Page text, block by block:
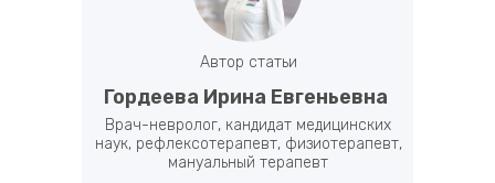
Врач-невролог, кандидат медицинских
наук, рефлексотерапевт, физиотерапевт,
мануальный терапевт
Автор статьи
Гордеева Ирина Евгеньевна